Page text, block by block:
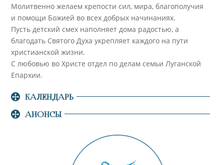
Молитвенно желаем крепости сил, мира, благополучия
и помощи Божией во всех добрых начинаниях.
Пусть детский смех наполняет дома радостью, а
благодать Святого Духа укрепляет каждого на пути
христианской жизни.
С любовью во Христе отдел по делам семьи Луганской
Епархии.
КАЛЕНДАРЬ
АНОНСЫ